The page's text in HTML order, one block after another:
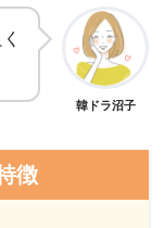
韓ドラ沼子
徴